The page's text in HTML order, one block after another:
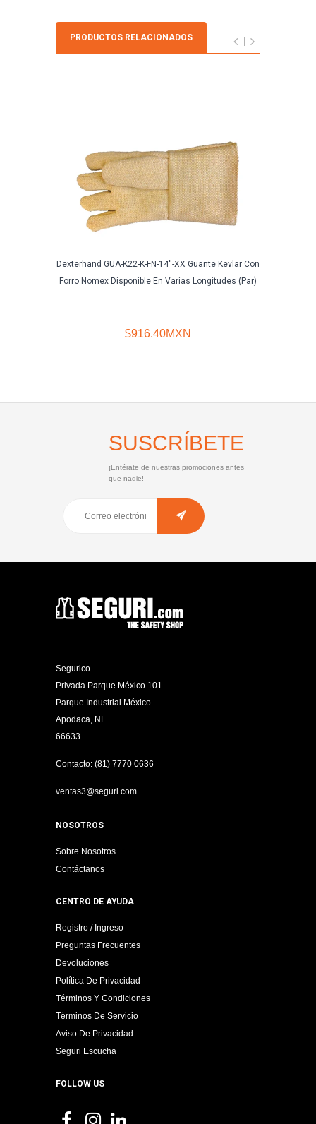
PRODUCTOS RELACIONADOS
Dexterhand GUA-K22-K-FN-14''-XX Guante Kevlar Con
Forro Nomex Disponible En Varias Longitudes (Par)
$916.40MXN
SUSCRÍBETE
¡Entérate de nuestras promociones antes
que nadie!
Segurico
Privada Parque México 101
Parque Industrial México
Apodaca, NL
66633
Contacto: (81) 7770 0636
ventas3@seguri.com
NOSOTROS
Sobre Nosotros
Contáctanos
CENTRO DE AYUDA
Registro / Ingreso
Preguntas Frecuentes
Devoluciones
Política De Privacidad
Términos Y Condiciones
Términos De Servicio
Aviso De Privacidad
Seguri Escucha
FOLLOW US